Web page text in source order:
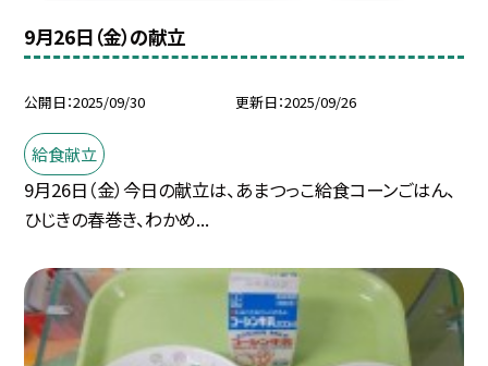
9月26日（金）の献立
公開日 2025/09/30 更新日 2025/09/26
給食献立
9月26日（金）今日の献立は、あまつっこ給食コーンごはん、
ひじきの春巻き、わかめ...